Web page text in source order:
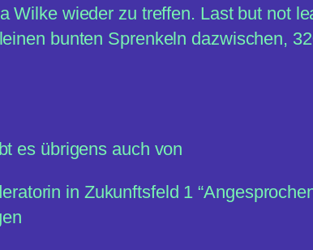
Wilke wieder zu treffen. Last but not
bunten Sprenkeln dazwischen,
es übrigens auch von
in Zukunftsfeld 1